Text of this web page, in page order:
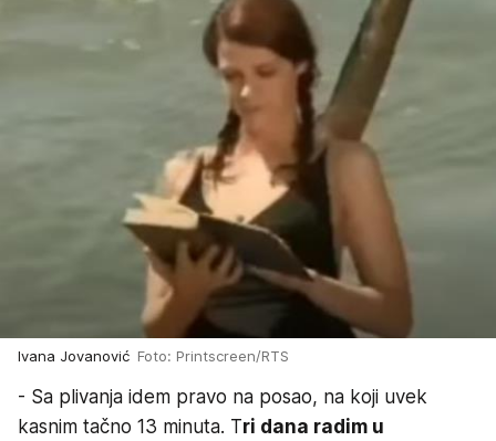
Ivana Jovanović Foto: Printscreen/RTS
- Sa plivanja idem pravo na posao, na koji uvek
kasnim tačno 13 minuta. Tri dana radim u